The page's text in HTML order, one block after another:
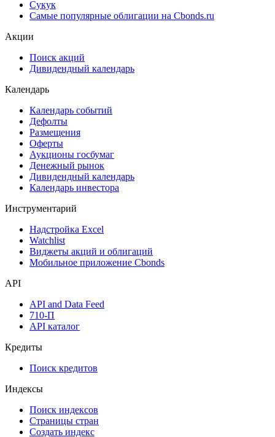
Cbonds Pages
Ломбардные списки
ESG
Самые популярные облигации на Cbonds.ru
Дивидендный календарь
Календарь
Календарь событий
Дефолты
Размещения
Оферты
Аукционы госбумаг
Денежный рынок
Календарь инвестора
Инструментарий
Надстройка Excel
Мобильное приложение Cbonds
API
API and Data Feed
API каталог
Кредиты
Поиск кредитов
Индексы